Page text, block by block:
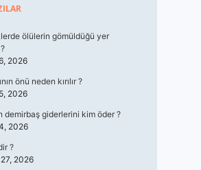
ölülerin gömüldüğü yer
2026
önü neden kırılır ?
2026
demirbaş giderlerini kim öder ?
2026
?
2026